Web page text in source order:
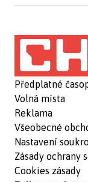
Předplatné
Volná místa
Reklama
Všeobecné
Nastavení
Zásady ochrany
Cookies zásady